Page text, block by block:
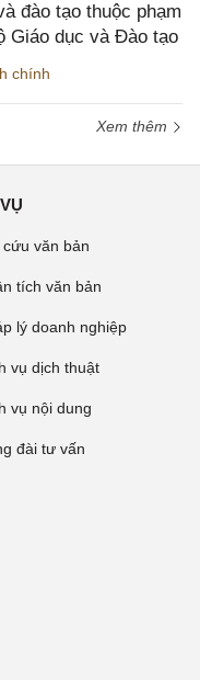
đào tạo thuộc phạm
Giáo dục và Đào tạo
chính
Xem thêm
cứu văn bản
tích văn bản
lý doanh nghiệp
vụ dịch thuật
vụ nội dung
đài tư vấn